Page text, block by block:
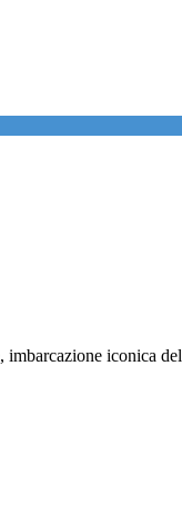
imbarcazione iconica del